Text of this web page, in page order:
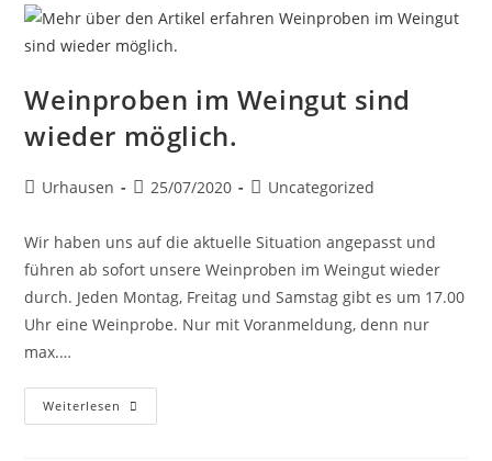
Weinproben im Weingut sind
wieder möglich.
Urhausen 25/07/2020 Uncategorized
Wir haben uns auf die aktuelle Situation angepasst und
führen ab sofort unsere Weinproben im Weingut wieder
durch. Jeden Montag, Freitag und Samstag gibt es um 17.00
Uhr eine Weinprobe. Nur mit Voranmeldung, denn nur
max.…
Weiterlesen